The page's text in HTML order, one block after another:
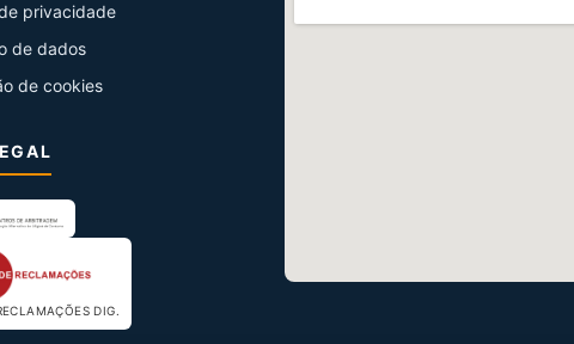
privacidade
de dados
de cookies
DIG.